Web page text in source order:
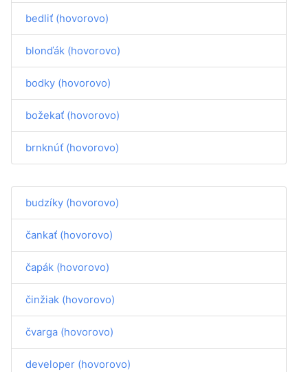
bedliť (hovorovo)
blonďák (hovorovo)
bodky (hovorovo)
božekať (hovorovo)
brnknúť (hovorovo)
budzíky (hovorovo)
čankať (hovorovo)
čapák (hovorovo)
činžiak (hovorovo)
čvarga (hovorovo)
developer (hovorovo)